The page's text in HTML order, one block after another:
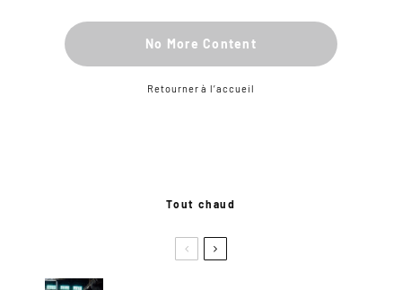
No More Content
Retourner à l’accueil
Tout chaud